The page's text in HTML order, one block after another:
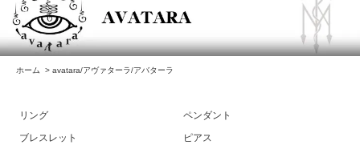
ホーム > avatara/アヴァターラ/アバターラ
リング
ペンダント
ブレスレット
ピアス